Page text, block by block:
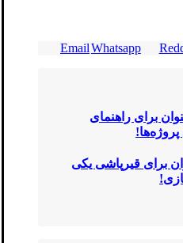
Whatsapp
Email
نوع قیرپاش‌ 05 عنوان برای راهنمای
پروژه‌ها!
06 عنوان برای قیرپاشی یکی